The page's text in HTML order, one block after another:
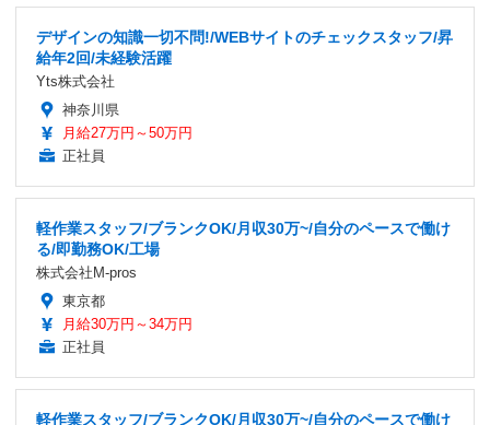
デザインの知識一切不問!/WEBサイトのチェックスタッフ/昇
給年2回/未経験活躍
Yts株式会社
神奈川県
月給27万円～50万円
正社員
軽作業スタッフ/ブランクOK/月収30万~/自分のペースで働け
る/即勤務OK/工場
株式会社M-pros
東京都
月給30万円～34万円
正社員
軽作業スタッフ/ブランクOK/月収30万~/自分のペースで働け